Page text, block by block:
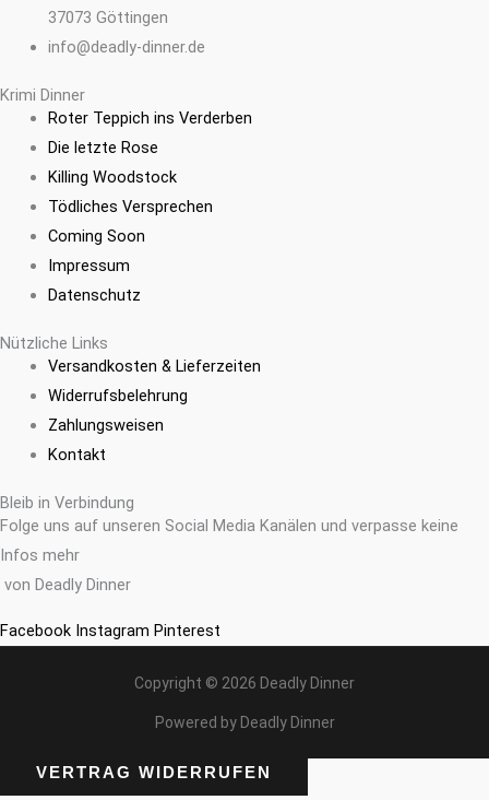
37073 Göttingen
info@deadly-dinner.de
Krimi Dinner
Roter Teppich ins Verderben
Die letzte Rose
Killing Woodstock
Tödliches Versprechen
Coming Soon
Impressum
Datenschutz
Nützliche Links
Versandkosten & Lieferzeiten
Widerrufsbelehrung
Zahlungsweisen
Kontakt
Bleib in Verbindung
Folge uns auf unseren Social Media Kanälen und verpasse keine
Infos mehr
von Deadly Dinner
Facebook Instagram Pinterest
Copyright © 2026 Deadly Dinner
Powered by Deadly Dinner
VERTRAG WIDERRUFEN